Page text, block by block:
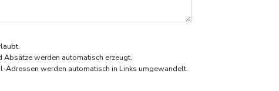
Absätze werden automatisch erzeugt.
Adressen werden automatisch in Links umgewandelt.